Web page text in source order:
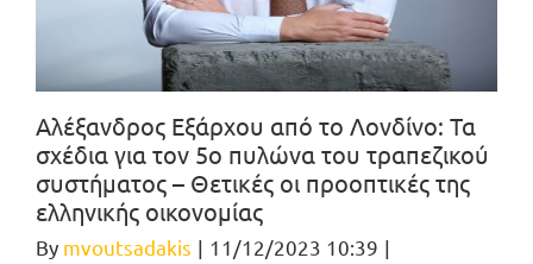
Αλέξανδρος Εξάρχου από το Λονδίνο: Τα
σχέδια για τον 5ο πυλώνα του τραπεζικού
συστήματος – Θετικές οι προοπτικές της
ελληνικής οικονομίας
By mvoutsadakis | 11/12/2023 10:39 |